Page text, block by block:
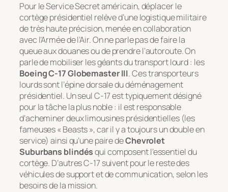
Pour le Service Secret américain, déplacer le
cortège présidentiel relève d’une logistique militaire
de très haute précision, menée en collaboration
avec l’Armée de l’Air. On ne parle pas de faire la
queue aux douanes ou de prendre l’autoroute. On
parle de mobiliser les géants du transport lourd : les
Boeing C-17 Globemaster III. Ces transporteurs
lourds sont l’épine dorsale du déménagement
présidentiel. Un seul C-17 est typiquement désigné
pour la tâche la plus noble : il est responsable
d’acheminer deux limousines présidentielles (les
fameuses « Beasts », car il y a toujours un double en
service) ainsi qu’une paire deChevrolet
Suburbans blindésqui composent l’essentiel du
cortège. D’autres C-17 suivent pour le reste des
véhicules de support et de communication, selon les
besoins de la mission.